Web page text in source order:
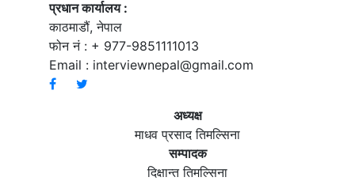
प्रधान कार्यालय :
काठमाडौं, नेपाल
फोन नं : + 977-9851111013
Email : interviewnepal@gmail.com
अध्यक्ष
माधव प्रसाद तिमल्सिना
सम्पादक
दिक्षान्त तिमल्सिना